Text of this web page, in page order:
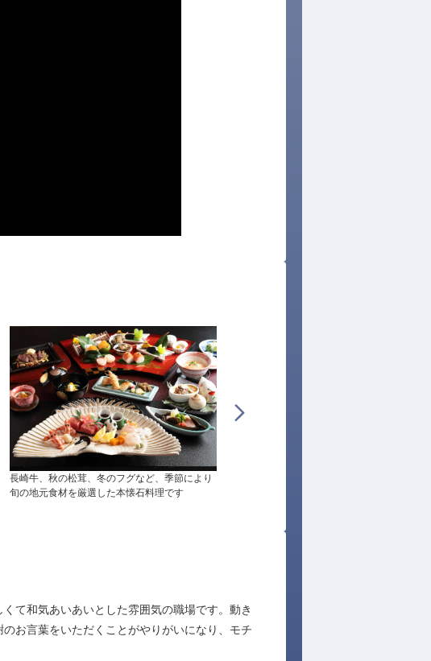
長崎牛、秋の松茸、冬のフグなど、季節により
旬の地元食材を厳選した本懐石料理です
て和気あいあいとした雰囲気の職場です。動き
お言葉をいただくことがやりがいになり、モチ